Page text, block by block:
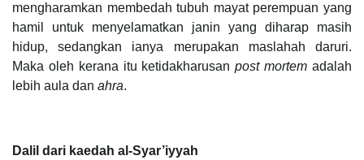
mengharamkan membedah tubuh mayat perempuan yang
hamil untuk menyelamatkan janin yang diharap masih
hidup, sedangkan ianya merupakan maslahah daruri.
Maka oleh kerana itu ketidakharusanpost mortem adalah
lebih aula dan ahra.
Dalil dari kaedah al-Syar’iyyah